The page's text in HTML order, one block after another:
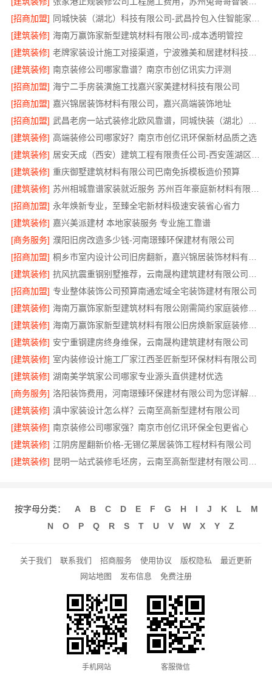
[招商加盟]
[建筑装修] 海南万赢饰家新型建筑材料有限公司-成本透明管控
[建筑装修]
[建筑装修] 南京装修公司哪家靠谱？南京市创亿讯实力评测
[招商加盟] 海宁二手房装潢施工找嘉兴家美建材科技有限公司
[招商加盟] 嘉兴锦居装饰材料有限公司，嘉兴高端装饰地址
[招商加盟]
[建筑装修] 高端装修公司哪家好？南京市创亿讯环保新材品质之选
[建筑装修]
[建筑装修] 重庆御墅建筑材料有限公司巴南免拆模板造价预算
[建筑装修]
[招商加盟] 永年焕新专业，至臻全宅新材料极速安装省心省力
[建筑装修] 嘉兴美派建材 本地家装服务 专业施工靠谱
[商务服务] 濮阳旧房改造多少钱-河南璟臻环保建材有限公司
[招商加盟]
[建筑装修]
[招商加盟] 专业整体装饰公司预算南通宏域全宅装饰建材有限公司
[建筑装修]
海南万赢饰家新型建筑材料有限公刚需简约家庭装修工期提速
[建筑装修]
海南万赢饰家新型建筑材料有限公旧房焕新家庭装修吊顶造型
[建筑装修] 安宁重钢建房终身维保，云南晟构建筑建材有限公司
[建筑装修] 室内装修设计施工厂家江西圣匠新型环保材料有限公司
[建筑装修] 湖南美学筑家公司哪家专业源头直供建材优选
[商务服务]
洛阳装饰费用，河南璟臻环保建材有限公司为您详解报价
[建筑装修] 滇中家装设计怎么样？云南至高新型建材有限公司
[建筑装修] 南京装修公司哪家强？南京市创亿讯环保全包更省心
[建筑装修] 江阴房屋翻新价格-无锡亿莱居装饰工程材料有限公司
[建筑装修]
按字母分类： A B C D E F G H I J K L
M
N
O P Q R S T U V W X Y Z
关于我们 联系我们 招商服务 使用协议 版权隐私
最近更新
网站地图
发布信息 免费注册
手机网站 客服微信